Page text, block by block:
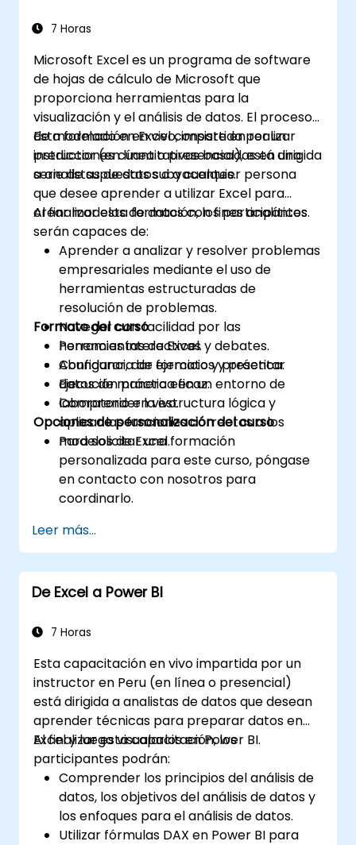
proyectos.
7 Horas
Microsoft Excel es un programa de software
de hojas de cálculo de Microsoft que
proporciona herramientas para la
visualización y el análisis de datos. El proceso
de modelado en Excel consiste en realizar
predicciones cuantitativas basadas en una
serie de supuestos subyacentes.
Esta formación en vivo, impartida por un
instructor (en línea o presencial), está dirigida
a analistas de datos o a cualquier persona
que desee aprender a utilizar Excel para
crear modelos de datos con fines analíticos.
Al finalizar esta formación, los participantes
serán capaces de:
Aprender a analizar y resolver problemas
empresariales mediante el uso de
herramientas estructuradas de
resolución de problemas.
Navegar con facilidad por las
herramientas de Excel.
Configurar, dar formato y presentar
datos de manera eficaz.
Comprender la estructura lógica y
aplicar las funciones correctas a los
modelos de Excel.
Formato del curso
Ponencias interactivas y debates.
Abundancia de ejercicios y práctica.
Ejecución práctica en un entorno de
laboratorio en vivo.
Opciones de personalización del curso
Para solicitar una formación
personalizada para este curso, póngase
en contacto con nosotros para
coordinarlo.
Leer más...
De Excel a Power BI
7 Horas
Esta capacitación en vivo impartida por un
instructor en Peru (en línea o presencial)
está dirigida a analistas de datos que desean
aprender técnicas para preparar datos en
Excel y luego visualarlos en Power BI.
Al finalizar esta capacitación, los
participantes podrán:
Comprender los principios del análisis de
datos, los objetivos del análisis de datos y
los enfoques para el análisis de datos.
Utilizar fórmulas DAX en Power BI para